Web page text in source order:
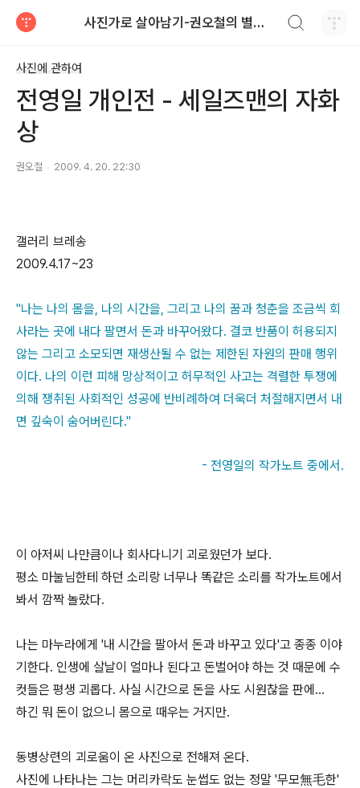
사진가로 살아남기-권오철의 별과 사진
사진에 관하여
전영일 개인전 - 세일즈맨의 자화
상
권오철 2009. 4. 20. 22:30
갤러리 브레송
2009.4.17~23
"나는 나의 몸을, 나의 시간을, 그리고 나의 꿈과 청춘을 조금씩 회
사라는 곳에 내다 팔면서 돈과 바꾸어왔다. 결코 반품이 허용되지
않는 그리고 소모되면 재생산될 수 없는 제한된 자원의 판매 행위
이다. 나의 이런 피해 망상적이고 허무적인 사고는 격렬한 투쟁에
의해 쟁취된 사회적인 성공에 반비례하여 더욱더 처절해지면서 내
면 깊숙이 숨어버린다."
- 전영일의 작가노트 중에서.
이 아저씨 나만큼이나 회사다니기 괴로웠던가 보다.
평소 마눌님한테 하던 소리랑 너무나 똑같은 소리를 작가노트에서
봐서 깜짝 놀랐다.
나는 마누라에게 '내 시간을 팔아서 돈과 바꾸고 있다'고 종종 이야
기한다. 인생에 살날이 얼마나 된다고 돈벌어야 하는 것 때문에 수
컷들은 평생 괴롭다. 사실 시간으로 돈을 사도 시원찮을 판에...
하긴 뭐 돈이 없으니 몸으로 때우는 거지만.
동병상련의 괴로움이 온 사진으로 전해져 온다.
사진에 나타나는 그는 머리카락도 눈썹도 없는 정말 '무모無毛한'